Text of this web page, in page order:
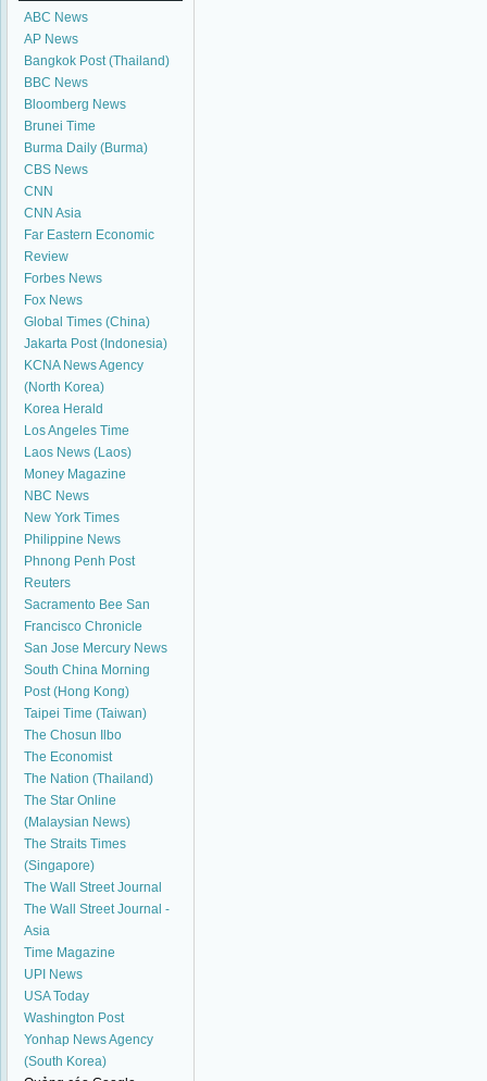
ABC News
AP News
Bangkok Post (Thailand)
BBC News
Bloomberg News
Brunei Time
Burma Daily (Burma)
CBS News
CNN
CNN Asia
Far Eastern Economic
Review
Forbes News
Fox News
Global Times (China)
Jakarta Post (Indonesia)
KCNA News Agency
(North Korea)
Korea Herald
Los Angeles Time
Laos News (Laos)
Money Magazine
NBC News
New York Times
Philippine News
Phnong Penh Post
Reuters
Sacramento Bee San
Francisco Chronicle
San Jose Mercury News
South China Morning
Post (Hong Kong)
Taipei Time (Taiwan)
The Chosun Ilbo
The Economist
The Nation (Thailand)
The Star Online
(Malaysian News)
The Straits Times
(Singapore)
The Wall Street Journal
The Wall Street Journal -
Asia
Time Magazine
UPI News
USA Today
Washington Post
Yonhap News Agency
(South Korea)